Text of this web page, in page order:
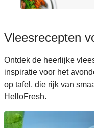
Italiaanse
Japanse
Vleesrecepten
Ontdek de heerlijke
inspiratie voor het
op tafel, die rijk van
HelloFresh.